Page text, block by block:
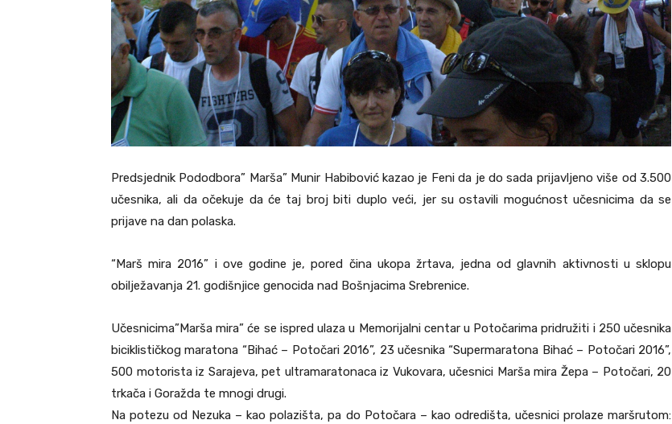
Predsjednik Pododbora” Marša” Munir Habibović kazao je Feni da je do sada prijavljeno više od 3.500
učesnika, ali da očekuje da će taj broj biti duplo veći, jer su ostavili mogućnost učesnicima da se
prijave na dan polaska.
“Marš mira 2016” i ove godine je, pored čina ukopa žrtava, jedna od glavnih aktivnosti u sklopu
obilježavanja 21. godišnjice genocida nad Bošnjacima Srebrenice.
Učesnicima”Marša mira” će se ispred ulaza u Memorijalni centar u Potočarima pridružiti i 250 učesnika
biciklističkog maratona “Bihać – Potočari 2016”, 23 učesnika “Supermaratona Bihać – Potočari 2016”,
500 motorista iz Sarajeva, pet ultramaratonaca iz Vukovara, učesnici Marša mira Žepa – Potočari, 20
trkača i Goražda te mnogi drugi.
Na potezu od Nezuka – kao polazišta, pa do Potočara – kao odredišta, učesnici prolaze maršrutom: